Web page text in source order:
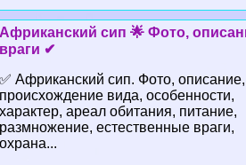
Африканский сип 🌟 Фото,
враги ✔
✅ Африканский сип. Фото, описание,
происхождение вида, особенности,
хаpaктер, ареал обитания, питание,
размножение, естественные враги,
охрана...